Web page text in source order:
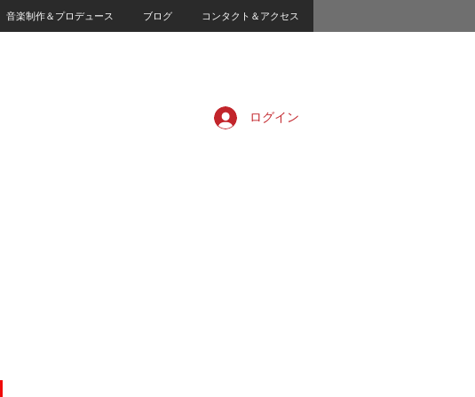
音楽制作＆プロデュース ブログ コンタクト＆アクセス
ログイン